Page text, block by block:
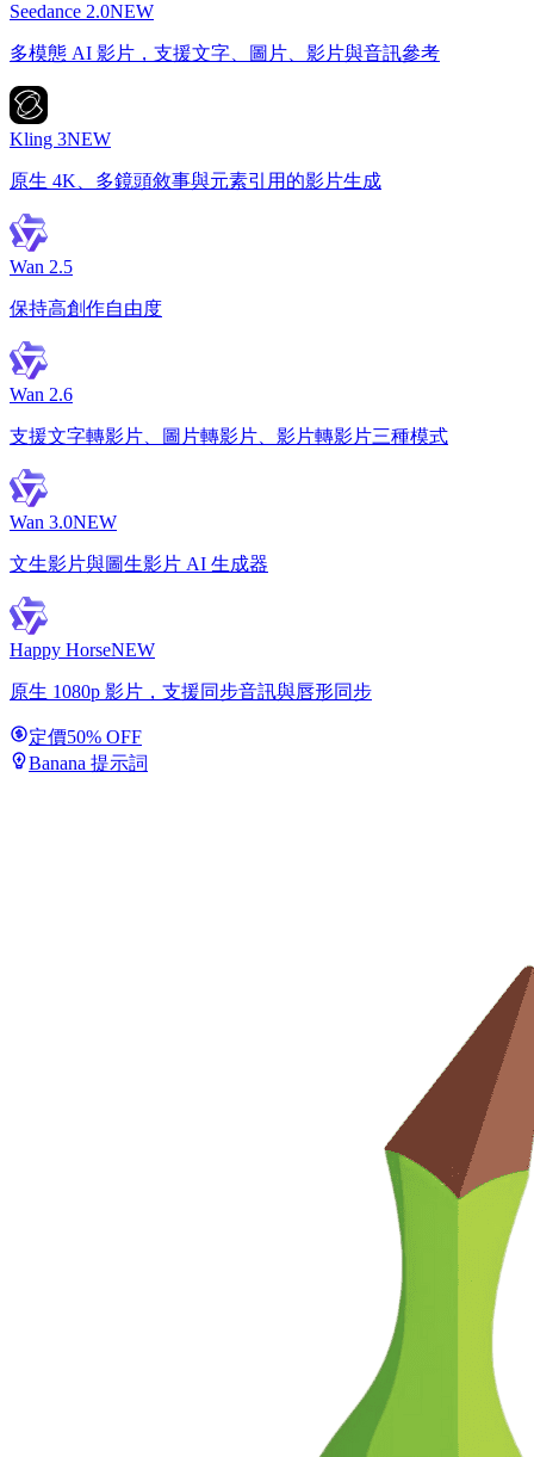
Seedance 2.0NEW
多模態 AI 影片，支援文字、圖片、影片與音訊參考
Kling 3NEW
原生 4K、多鏡頭敘事與元素引用的影片生成
Wan 2.5
保持高創作自由度
Wan 2.6
支援文字轉影片、圖片轉影片、影片轉影片三種模式
Wan 3.0NEW
文生影片與圖生影片 AI 生成器
Happy HorseNEW
原生 1080p 影片，支援同步音訊與唇形同步
定價50% OFF
Banana 提示詞